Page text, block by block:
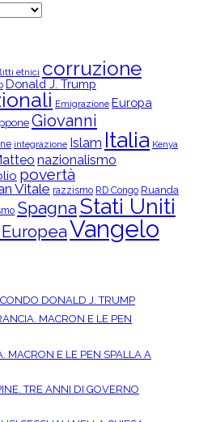
etnici corruzione
Donald J. Trump
Emigrazione Europa
Giovanni
integrazione Islam Italia Kenya
nazionalismo
povertà
Vitale razzismo RD Congo Ruanda
SpagnaStati Uniti
Vangelo
DONALD J. TRUMP
MACRON E LE PEN
MACRON E LE PEN SPALLA A
TRE ANNI DI GOVERNO